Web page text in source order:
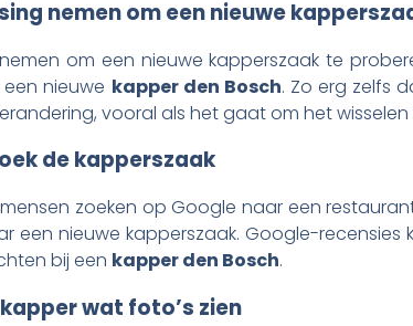
nemen om een nieuwe
om een nieuwe kapperszaak te
nieuwe kapper den Bosch. Zo erg zelfs
vooral als het gaat om het
de kapperszaak
zoeken op Google naar een
een nieuwe kapperszaak. Google-
bij een kapper den Bosch.
wat foto’s zien